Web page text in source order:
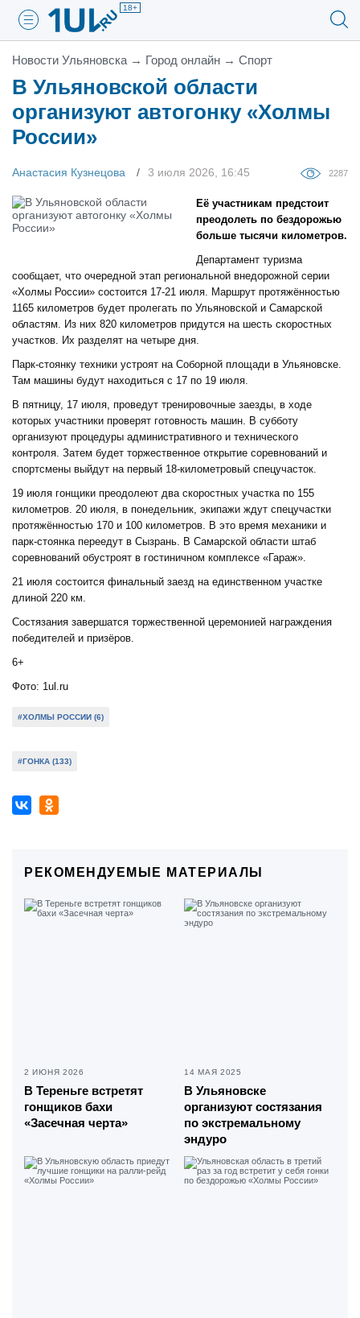
18+
Новости Ульяновска → Город онлайн → Спорт
В Ульяновской области
организуют автогонку «Холмы
России»
Анастасия Кузнецова 3 июля 2026, 16:45 2287
Её участникам предстоит
преодолеть по бездорожью
больше тысячи километров.
Департамент туризма
сообщает, что очередной этап региональной внедорожной серии
«Холмы России» состоится 17-21 июля. Маршрут протяжённостью
1165 километров будет пролегать по Ульяновской и Самарской
областям. Из них 820 километров придутся на шесть скоростных
участков. Их разделят на четыре дня.
Парк-стоянку техники устроят на Соборной площади в Ульяновске.
Там машины будут находиться с 17 по 19 июля.
В пятницу, 17 июля, проведут тренировочные заезды, в ходе
которых участники проверят готовность машин. В субботу
организуют процедуры административного и технического
контроля. Затем будет торжественное открытие соревнований и
спортсмены выйдут на первый 18-километровый спецучасток.
19 июля гонщики преодолеют два скоростных участка по 155
километров. 20 июля, в понедельник, экипажи ждут спецучастки
протяжённостью 170 и 100 километров. В это время механики и
парк-стоянка переедут в Сызрань. В Самарской области штаб
соревнований обустроят в гостиничном комплексе «Гараж».
21 июля состоится финальный заезд на единственном участке
длиной 220 км.
Состязания завершатся торжественной церемонией награждения
победителей и призёров.
6+
Фото: 1ul.ru
#ХОЛМЫ РОССИИ (6)
#ГОНКА (133)
РЕКОМЕНДУЕМЫЕ МАТЕРИАЛЫ
2 ИЮНЯ 2026
В Тереньге встретят
гонщиков бахи
«Засечная черта»
14 МАЯ 2025
В Ульяновске
организуют состязания
по экстремальному
эндуро